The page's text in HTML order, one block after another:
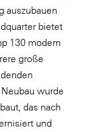
auszubauen
bietet
130 modern
große
wurde
das nach
und